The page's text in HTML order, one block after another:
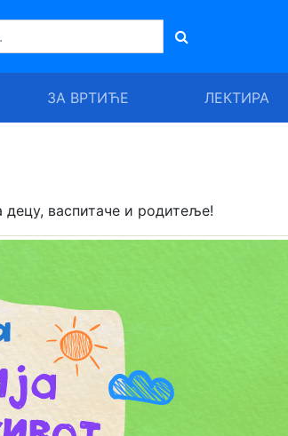
ЗА ВРТИЋЕ ЛЕКТИРА
децу, васпитаче и родитеље!